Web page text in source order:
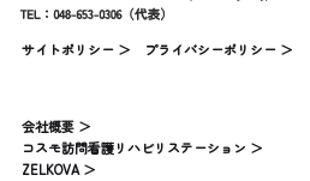
サイトポリシー ＞ プライバシーポリシー ＞
会社概要 ＞
コスモ訪問看護リハビリステーション ＞
ZELKOVA ＞